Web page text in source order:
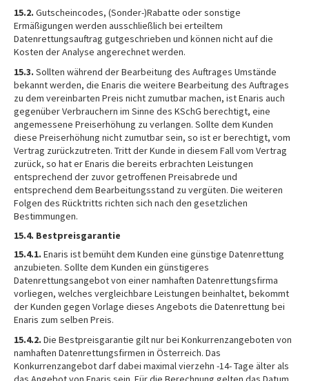
15.2. Gutscheincodes, (Sonder-)Rabatte oder sonstige
Ermäßigungen werden ausschließlich bei erteiltem
Datenrettungsauftrag gutgeschrieben und können nicht auf die
Kosten der Analyse angerechnet werden.
15.3. Sollten während der Bearbeitung des Auftrages Umstände
bekannt werden, die Enaris die weitere Bearbeitung des Auftrages
zu dem vereinbarten Preis nicht zumutbar machen, ist Enaris auch
gegenüber Verbrauchern im Sinne des KSchG berechtigt, eine
angemessene Preiserhöhung zu verlangen. Sollte dem Kunden
diese Preiserhöhung nicht zumutbar sein, so ist er berechtigt, vom
Vertrag zurückzutreten. Tritt der Kunde in diesem Fall vom Vertrag
zurück, so hat er Enaris die bereits erbrachten Leistungen
entsprechend der zuvor getroffenen Preisabrede und
entsprechend dem Bearbeitungsstand zu vergüten. Die weiteren
Folgen des Rücktritts richten sich nach den gesetzlichen
Bestimmungen.
15.4. Bestpreisgarantie
15.4.1. Enaris ist bemüht dem Kunden eine günstige Datenrettung
anzubieten. Sollte dem Kunden ein günstigeres
Datenrettungsangebot von einer namhaften Datenrettungsfirma
vorliegen, welches vergleichbare Leistungen beinhaltet, bekommt
der Kunden gegen Vorlage dieses Angebots die Datenrettung bei
Enaris zum selben Preis.
15.4.2. Die Bestpreisgarantie gilt nur bei Konkurrenzangeboten von
namhaften Datenrettungsfirmen in Österreich. Das
Konkurrenzangebot darf dabei maximal vierzehn -14- Tage älter als